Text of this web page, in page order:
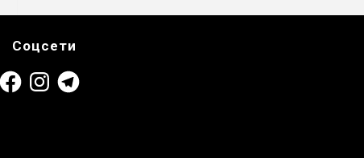
Соцсети
FacebookInstagramTelegram